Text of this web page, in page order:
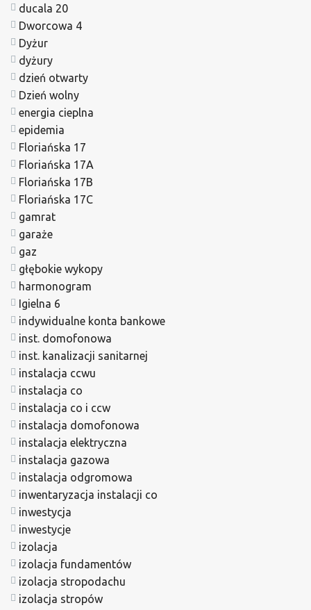
ducala 20
Dworcowa 4
Dyżur
dyżury
dzień otwarty
Dzień wolny
energia cieplna
epidemia
Floriańska 17
Floriańska 17A
Floriańska 17B
Floriańska 17C
gamrat
garaże
gaz
głębokie wykopy
harmonogram
Igielna 6
indywidualne konta bankowe
inst. domofonowa
inst. kanalizacji sanitarnej
instalacja ccwu
instalacja co
instalacja co i ccw
instalacja domofonowa
instalacja elektryczna
instalacja gazowa
instalacja odgromowa
inwentaryzacja instalacji co
inwestycja
inwestycje
izolacja
izolacja fundamentów
izolacja stropodachu
izolacja stropów